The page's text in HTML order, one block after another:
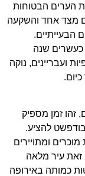
הערים הבטוחות
מצד אחד והשקעה
הבעייתיים.
כעשרים שנה
ועבריינים, נוקה
זהו זמן מספיק
להציע.
ומתויירים
זאת עיר מלאה
כמותה באירופה